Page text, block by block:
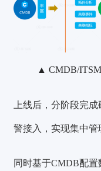
▲ CMDB/
上线后，分阶段完
警接入，实现集中管
同时基于CMDB配